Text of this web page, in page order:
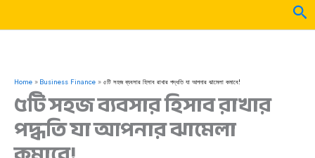
Home Business Finance ৫টি সহজ ব্যবসার হিসাব রাখার পদ্ধতি যা আপনার ঝামেলা কমাবে!
৫টি সহজ ব্যবসার হিসাব রাখার
পদ্ধতি যা আপনার ঝামেলা